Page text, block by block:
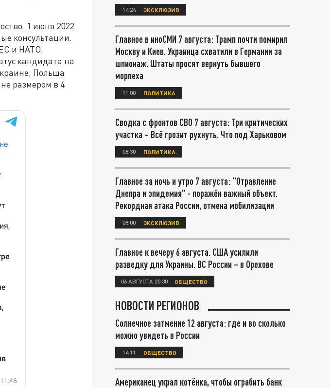
1 июня 2022
консультации.
и НАТО,
кандидата на
Польша
размером в 4
14:24 ЭКСКЛЮЗИВ
Главное в иноСМИ 7 августа: Трамп почти помирил
Москву и Киев. Украинца схватили в Германии за
шпионаж. Штаты просят вернуть бывшего
морпеха
11:00 ПОЛИТИКА
Сводка с фронтов СВО 7 августа: Три критических
участка – Всё грозит рухнуть. Что под Харьковом
08:30 ПОЛИТИКА
Главное за ночь и утро 7 августа: "Отравление
Днепра и эпидемия" - поражён важный объект.
Рекордная атака России, отмена мобилизации
08:00 ЭКСКЛЮЗИВ
Главное к вечеру 6 августа. США усилили
разведку для Украины. ВС России – в Орехове
06 АВГУСТА 20:30 ОБЩЕСТВО
НОВОСТИ РЕГИОНОВ
Солнечное затмение 12 августа: где и во сколько
можно увидеть в России
14:11 ОБЩЕСТВО
Американец украл котёнка, чтобы ограбить банк